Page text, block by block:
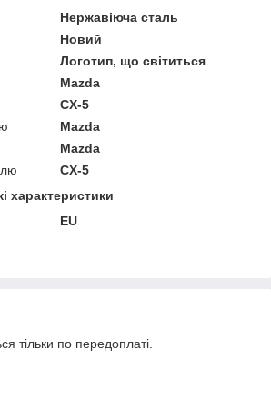
Нержавіюча сталь
Новий
Логотип, що світиться
Mazda
CX-5
Mazda
Mazda
CX-5
характеристики
EU
тільки по передоплаті.